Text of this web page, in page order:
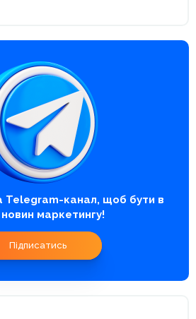
Telegram-канал, щоб бути в
новин маркетингу!
Підписатись